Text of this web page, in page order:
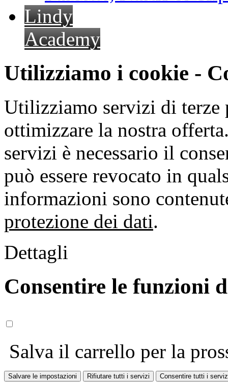
Lindy
Academy
Utilizziamo i cookie -
Utilizziamo servizi di terze
ottimizzare la nostra
servizi è necessario il
può essere revocato in
informazioni sono
protezione dei dati.
Dettagli
Consentire le funzioni
Salva il carrello per la
Salvare le impostazioni Rifiutare tutti i servizi Consentire tutti i